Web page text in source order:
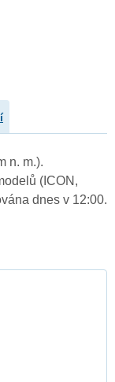
n. m.).
(ICON,
dnes v 12:00.